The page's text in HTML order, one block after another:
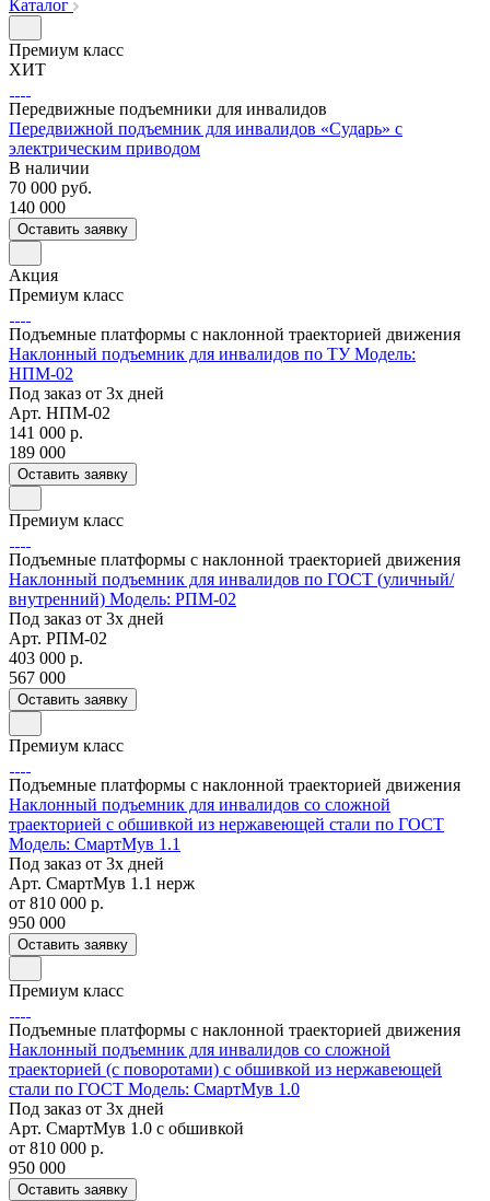
Каталог
Премиум класс
ХИТ
Передвижные подъемники для инвалидов
Передвижной подъемник для инвалидов «Сударь» с
электрическим приводом
В наличии
70 000 руб.
140 000
Оставить заявку
Акция
Премиум класс
Подъемные платформы с наклонной траекторией движения
Наклонный подъемник для инвалидов по ТУ Модель:
НПМ-02
Под заказ от 3х дней
Арт. НПМ-02
141 000 р.
189 000
Оставить заявку
Премиум класс
Подъемные платформы с наклонной траекторией движения
Наклонный подъемник для инвалидов по ГОСТ (уличный/
внутренний) Модель: РПМ-02
Под заказ от 3х дней
Арт. РПМ-02
403 000 р.
567 000
Оставить заявку
Премиум класс
Подъемные платформы с наклонной траекторией движения
Наклонный подъемник для инвалидов со сложной
траекторией с обшивкой из нержавеющей стали по ГОСТ
Модель: СмартМув 1.1
Под заказ от 3х дней
Арт. СмартМув 1.1 нерж
от 810 000 р.
950 000
Оставить заявку
Премиум класс
Подъемные платформы с наклонной траекторией движения
Наклонный подъемник для инвалидов со сложной
траекторией (с поворотами) с обшивкой из нержавеющей
стали по ГОСТ Модель: СмартМув 1.0
Под заказ от 3х дней
Арт. СмартМув 1.0 с обшивкой
от 810 000 р.
950 000
Оставить заявку